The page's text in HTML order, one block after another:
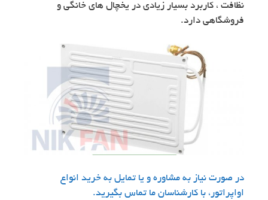
نظافت ، کاربرد بسیار زیادی در یخچال های خانگی و
فروشگاهی دارد.
در صورت نیاز به مشاوره و یا تمایل به خرید انواع
اواپراتور، با کارشناسان ما تماس بگیرید.